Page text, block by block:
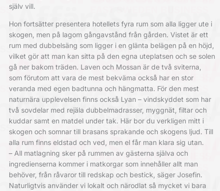
själv vill.
Hon fortsätter presentera hotellets fyra rum som alla ligger ute i
skogen, men på lagom gångavstånd från gården. Vistet är ett
rum med dubbelsäng som ligger i en glänta belägen på en höjd,
vilket gör att man kan sitta på den egna uteplatsen och se solen
gå ner bakom träden. Laven och Mossan är de två sviterna,
som förutom att vara de mest bekväma också har en stor
veranda med egen badtunna och hängmatta. För den mest
naturnära upplevelsen finns också Lyan – vindskyddet som har
två sovdelar med rejäla dubbelmadrasser, myggnät, filtar och
kuddar samt en matdel under tak. Här bor du verkligen mitt i
skogen och somnar till brasans sprakande och skogens ljud. Till
alla rum finns eldstad och ved, men el får man klara sig utan.
– All matlagning sker på rummen av gästerna själva och
ingredienserna kommer i matkorgar som innehåller allt man
behöver, från råvaror till redskap och bestick, säger Josefin.
Naturligtvis använder vi lokalt och närodlat så mycket vi bara